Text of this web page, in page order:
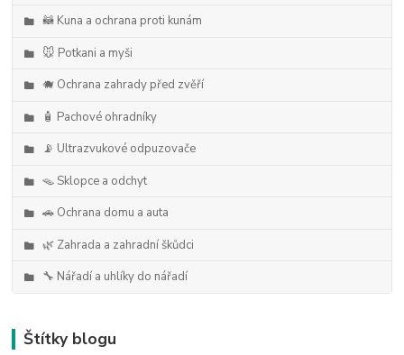
🦝 Kuna a ochrana proti kunám
🐭 Potkani a myši
🐗 Ochrana zahrady před zvěří
🧴 Pachové ohradníky
📡 Ultrazvukové odpuzovače
🪤 Sklopce a odchyt
🚗 Ochrana domu a auta
🌿 Zahrada a zahradní škůdci
🔧 Nářadí a uhlíky do nářadí
Štítky blogu